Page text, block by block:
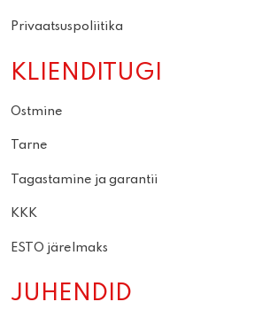
Privaatsuspoliitika
KLIENDITUGI
Ostmine
Tarne
Tagastamine ja garantii
KKK
ESTO järelmaks
JUHENDID